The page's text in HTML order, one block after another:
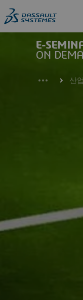
to
main
산